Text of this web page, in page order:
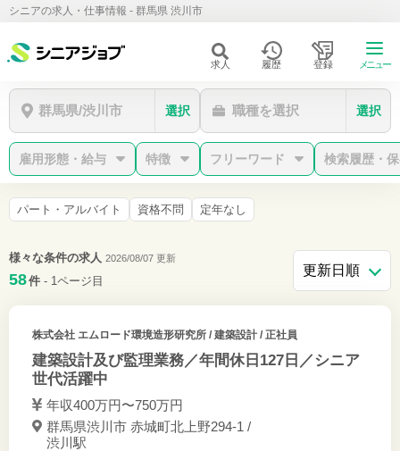
シニアの求人・仕事情報 - 群馬県 渋川市
求人 履歴 登録 メニュー
群馬県/渋川市 選択 職種を選択 選択
雇用形態・給与 特徴 フリーワード 検索履歴・
パート・アルバイト 資格不問 定年なし
様々な条件の求人 2026/08/07 更新
58件 - 1ページ目
株式会社 エムロード環境造形研究所/ 建築設計 / 正社員
建築設計及び監理業務／年間休日127日／シニア
世代活躍中
年収400万円〜750万円
群馬県渋川市 赤城町北上野294-1 /
渋川駅